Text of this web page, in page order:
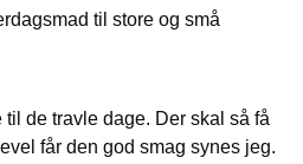
til store og små
til de travle dage. Der skal så få
får den god smag synes jeg.